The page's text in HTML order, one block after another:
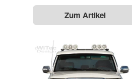
Zum Artikel